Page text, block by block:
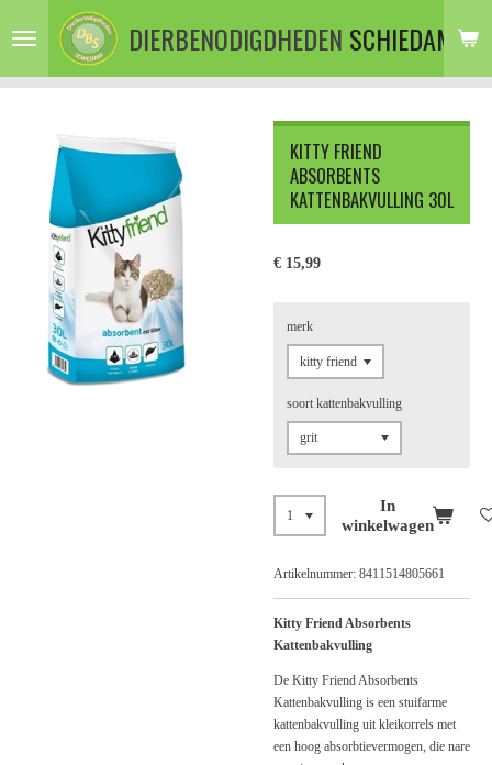
direct
de
DIERBENODIGDHEDEN SCHIEDAM
KITTY FRIEND
ABSORBENTS
KATTENBAKVULLING 30L
€ 15,99
merk
soort kattenbakvulling
In
winkelwagen
Artikelnummer: 8411514805661
Kitty Friend Absorbents
Kattenbakvulling
De Kitty Friend Absorbents
Kattenbakvulling is een stuifarme
kattenbakvulling uit kleikorrels met
een hoog absorbtievermogen, die nare